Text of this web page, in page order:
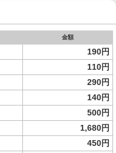
金額
190円
110円
290円
140円
500円
1,680円
450円